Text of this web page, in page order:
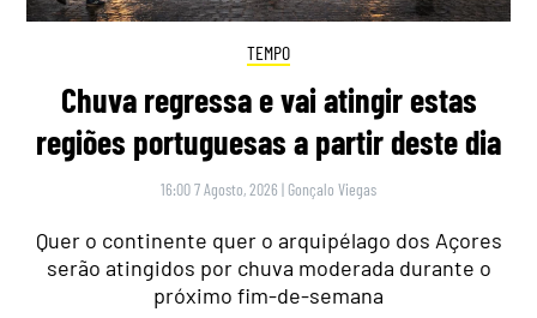
TEMPO
Chuva regressa e vai atingir estas
regiões portuguesas a partir deste dia
16:00 7 Agosto, 2026 | Gonçalo Viegas
Quer o continente quer o arquipélago dos Açores
serão atingidos por chuva moderada durante o
próximo fim-de-semana